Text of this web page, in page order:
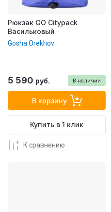
Рюкзак GO Citypack
Васильковый
Gosha Orekhov
В наличии
5 590 руб.
В корзину
Купить в 1 клик
К сравнению